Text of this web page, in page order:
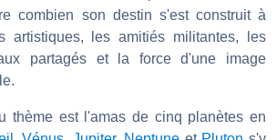
combien son destin s'est construit à
artistiques, les amitiés militantes, les
partagés et la force d'une image
thème est l'amas de cinq planètes en